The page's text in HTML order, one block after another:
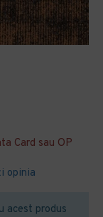
opinia
Card sau OP
acest produs